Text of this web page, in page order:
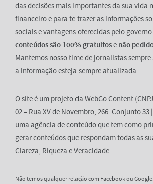
das decisões mais importantes da sua vida
financeiro e para te trazer as informações
sociais e vantagens oferecidas pelo
conteúdos são 100% gratuitose não
Mantemos nosso time de jornalistas
a informação esteja sempre atualizada.
O site é um projeto da WebGo Content
02 – Rua XV de Novembro, 266. Conjunto
uma agência de conteúdo que tem como
gerar conteúdos que respondam todas as
Clareza, Riqueza e Veracidade.
Não temos qualquer relação com Facebook ou